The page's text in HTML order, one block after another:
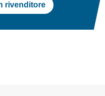
rivenditore